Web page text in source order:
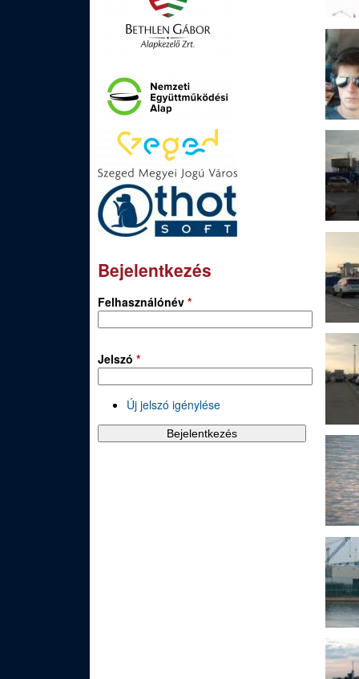
Bejelentkezés
Felhasználónév *
Jelszó *
Új jelszó igénylése